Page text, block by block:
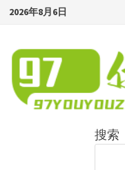
Skip
content
2026年8月6日
搜索